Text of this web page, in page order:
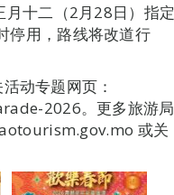
十二（2月28日）指定
停用，路线将改道行
动专题网页：
2026。更多旅游局
或关